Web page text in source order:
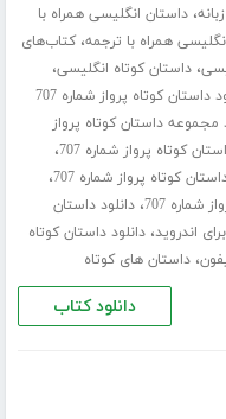
،داستان انگلیسی همراه با
همراه با ترجمه،کتاب‌های
،داستان کوتاه انگلیسی،
دانلود داستان کوتاه پرواز شماره 707
مجموعه داستان کوتاه پرواز
کوتاه پرواز شماره 707 ،
کوتاه پرواز شماره 707 ،
شماره 707 ،دانلود داستان
،دانلود داستان کوتاه
،داستان های کوتاه
دانلود کتاب